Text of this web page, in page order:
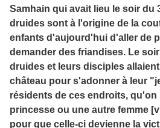
Samhain qui avait lieu le soir du
druides sont à l'origine de la
enfants d'aujourd'hui d'aller de
demander des friandises. Le soir
druides et leurs disciples
château pour s'adonner à leur
résidents de ces endroits, qu'on
princesse ou une autre femme
pour que celle-ci devienne la